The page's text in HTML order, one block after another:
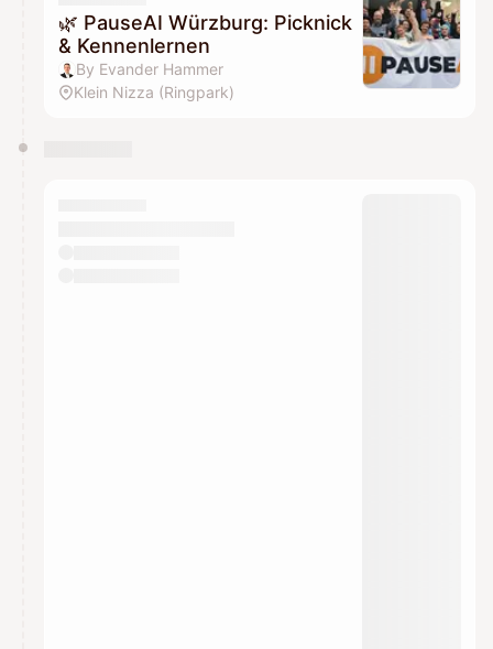
They will show up on the schedule once approved
🌿 PauseAI Würzburg: Picknick
& Kennenlernen
By Evander Hammer
Klein Nizza (Ringpark)